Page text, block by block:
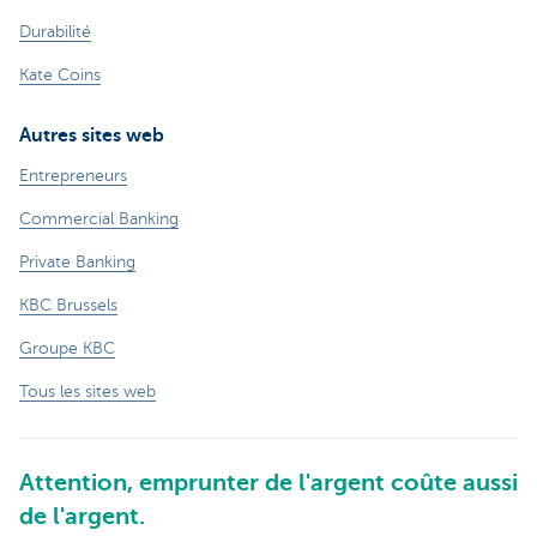
Durabilité
Kate Coins
Autres sites web
Entrepreneurs
Commercial Banking
Private Banking
KBC Brussels
Groupe KBC
Tous les sites web
Attention, emprunter de l'argent coûte aussi
de l'argent.